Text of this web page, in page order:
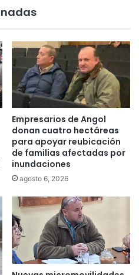
Empresarios de Angol
donan cuatro hectáreas
para apoyar reubicación
de familias afectadas por
inundaciones
agosto 6, 2026